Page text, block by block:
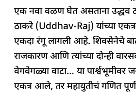
e
b
o
o
k
s
A
p
p
e
dI
n
a
d
s
g
ra
m
एक नवा वळण घेत असताना उद्धव
ठाकरे (Uddhav-Raj) यांच्या एकत्र
एकदा रंगू लागली आहे. शिवसेनेचे
राजकारण आणि त्यांच्या दोन्ही
वेगवेगळ्या वाटा… या पार्श्वभूमीवर
एकत्र आले, तर महायुतीचं गणित